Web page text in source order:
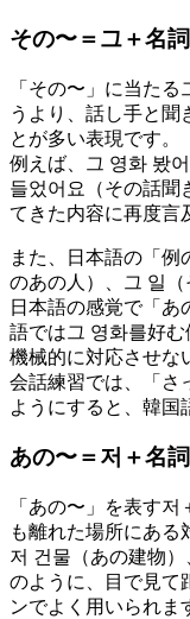
その〜＝그＋名
「その〜」に当た
うより、話し手と聞
とが多い表現です。
例えば、그 영화 봤
들었어요（その話聞
てきた内容に再度言
また、日本語の「例
のあの人）、그 일（
日本語の感覚で「あ
語では그 영화를好
機械的に対応させな
会話練習では、「さ
ようにすると、韓国
あの〜＝저＋名
「あの〜」を表す
も離れた場所にある
저 건물（あの建物）
のように、目で見て
ンでよく用いられま